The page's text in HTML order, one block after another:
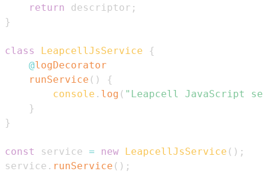
return
descriptor ;
}
class LeapcellJsService
{
@logDecorator
runService ( )
{
console . log ( "Leapcell JavaScript
}
}
const service = new LeapcellJsService ( ) ;
service . runService ( ) ;